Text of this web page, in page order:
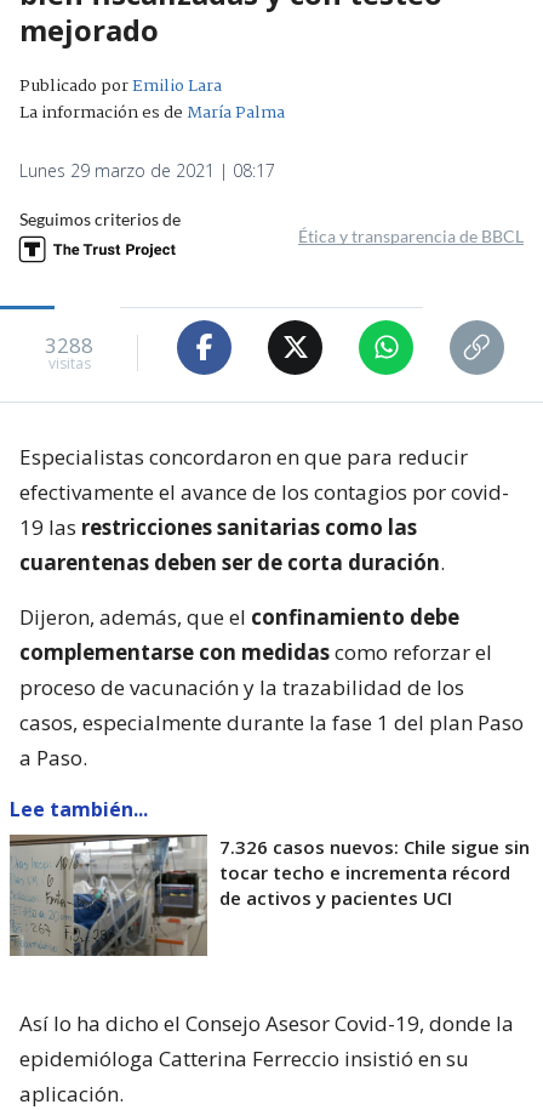
mejorado
Publicado porEmilio Lara
La información es deMaría Palma
Lunes 29 marzo de 2021 | 08:17
Seguimos criterios de
Ética y transparencia de BBCL
3288
visitas
Especialistas concordaron en que para reducir
efectivamente el avance de los contagios por covid-
19 las restricciones sanitarias como las
cuarentenas deben ser de corta duración.
Dijeron, además, que el confinamiento debe
complementarse con medidascomo reforzar el
proceso de vacunación y la trazabilidad de los
casos, especialmente durante la fase 1 del plan Paso
a Paso.
Lee también...
7.326 casos nuevos: Chile sigue sin
tocar techo e incrementa récord
de activos y pacientes UCI
Así lo ha dicho el Consejo Asesor Covid-19, donde la
epidemióloga Catterina Ferreccio insistió en su
aplicación.